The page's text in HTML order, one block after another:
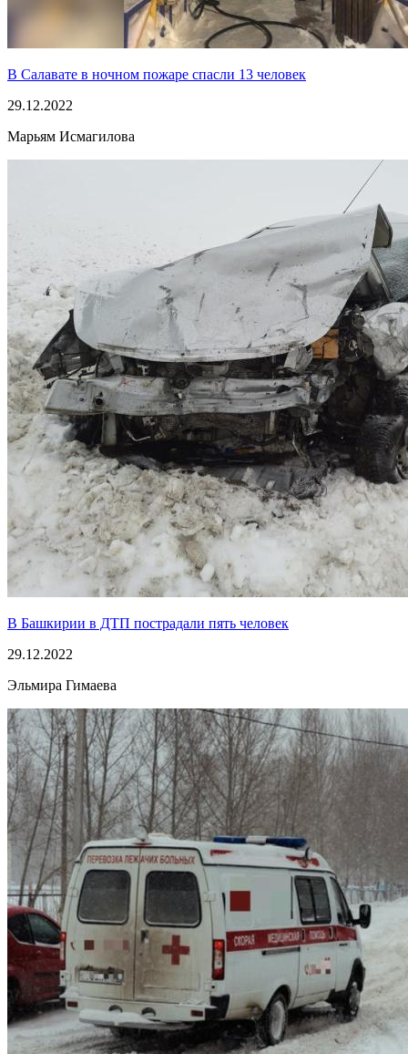
В Салавате в ночном пожаре спасли 13 человек
29.12.2022
Марьям Исмагилова
В Башкирии в ДТП пострадали пять человек
29.12.2022
Эльмира Гимаева